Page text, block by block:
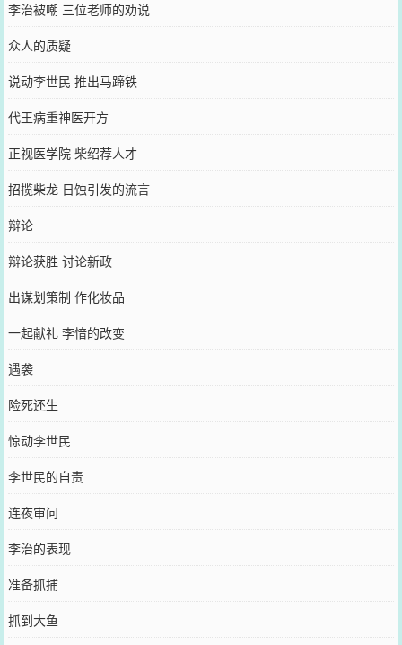
李治被嘲 三位老师的劝说
众人的质疑
说动李世民 推出马蹄铁
代王病重神医开方
正视医学院 柴绍荐人才
招揽柴龙 日蚀引发的流言
辩论
辩论获胜 讨论新政
出谋划策制 作化妆品
一起献礼 李愔的改变
遇袭
险死还生
惊动李世民
李世民的自责
连夜审问
李治的表现
准备抓捕
抓到大鱼